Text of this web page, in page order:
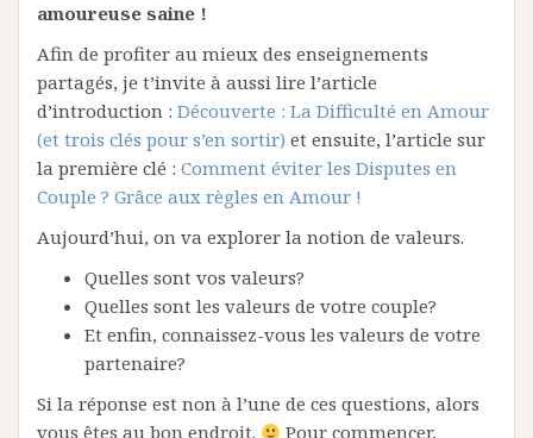
amoureuse saine !
Afin de profiter au mieux des enseignements
partagés, je t’invite à aussi lire l’article
d’introduction : Découverte : La Difficulté en Amour
(et trois clés pour s’en sortir) et ensuite, l’article sur
la première clé : Comment éviter les Disputes en
Couple ? Grâce aux règles en Amour !
Aujourd’hui, on va explorer la notion de valeurs.
Quelles sont vos valeurs?
Quelles sont les valeurs de votre couple?
Et enfin, connaissez-vous les valeurs de votre
partenaire?
Si la réponse est non à l’une de ces questions, alors
vous êtes au bon endroit.
Pour commencer,